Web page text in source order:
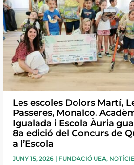
Les escoles Dolors Martí,
Passeres, Monalco,
Igualada i Escola Àuria
8a edició del Concurs de
a l’Escola
JUNY 15, 2026| FUNDACIÓ UEA,